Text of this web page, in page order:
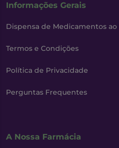
Informações Gerais
Dispensa de Medicamentos
Termos e Condições
Política de Privacidade
Perguntas Frequentes
A Nossa Farmácia